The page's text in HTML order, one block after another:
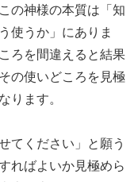
の神様の本質は「知
使うか」にありま
ろを間違えると結果
の使いどころを見極
ります。
てください」と願う
ればよいか見極めら